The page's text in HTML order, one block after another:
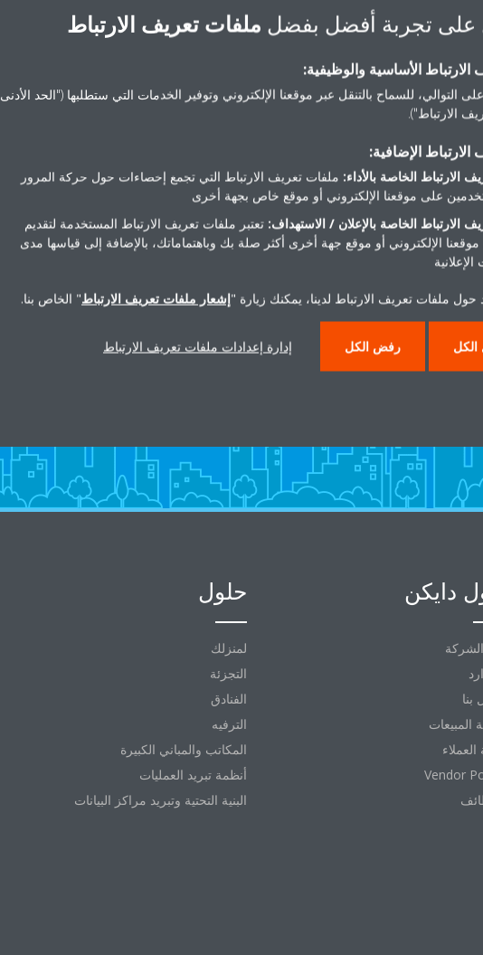
"الإمتياز المتخصص لانظمة التكييف Fuad Shaker St,
An
هل تريد مساعدة؟
حلول
لمنزلك
التجزئة
الفنادق
الترفيه
المكاتب والمباني الكبيرة
أنظمة تبريد العمليات
البنية التحتية وتبريد مراكز البيانات
دايكن
بنا
المبيعات
العملاء
Vendor
على تجربة أفضل بفضل ملفات تعريف الارتباط
الأساسية والوظيفية:
التوالي، للسماح بالتنقل عبر موقعنا الإلكتروني وتوفير الخدمات التي ستطلبها ("الحد الأدنى
الارتباط").
الإضافية:
الارتباط الخاصة بالأداء: ملفات تعريف الارتباط التي تجمع إحصاءات حول حركة المرور
على موقعنا الإلكتروني أو موقع خاص بجهة أخرى
الارتباط الخاصة بالإعلان / الاستهداف: تعتبر ملفات تعريف الارتباط المستخدمة لتقديم
موقعنا الإلكتروني أو موقع جهة أخرى أكثر صلة بك وباهتماماتك، بالإضافة إلى قياسها مدى
حول ملفات تعريف الارتباط لدينا، يمكنك زيارة "إشعار ملفات تعريف الارتباط" الخاص بنا.
الكل رفض الكل إدارة إعدادات ملفات تعريف الارتباط